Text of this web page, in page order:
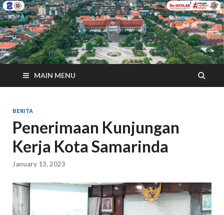
MAIN MENU
BERITA
Penerimaan Kunjungan
Kerja Kota Samarinda
January 13, 2023